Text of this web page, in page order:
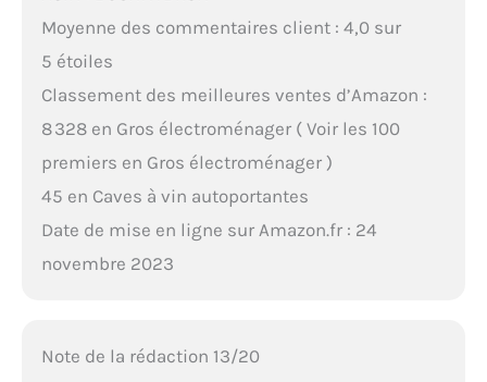
Moyenne des commentaires client : 4,0 sur
5 étoiles
Classement des meilleures ventes d’Amazon :
8 328 en Gros électroménager ( Voir les 100
premiers en Gros électroménager )
45 en Caves à vin autoportantes
Date de mise en ligne sur Amazon.fr : 24
novembre 2023
Note de la rédaction 13/20